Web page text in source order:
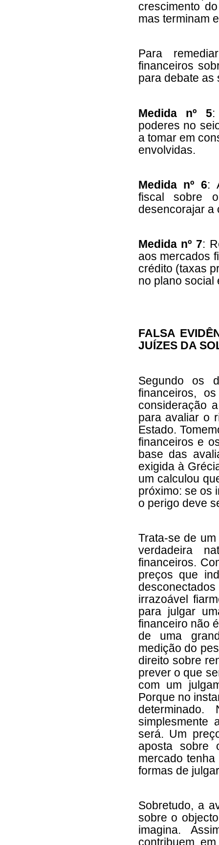
crescimento
mas terminam
Para
financeiros
para debate as
Medida nº 5:
poderes no
a tomar em
envolvidas.
Medida nº 6:
fiscal sobre
desencorajar a
Medida nº 7:
aos mercados
crédito (taxas
no plano social
FALSA
JUÍZES DA
Segundo os
financeiros,
consideração
para avaliar o
Estado.
financeiros e
base das
exigida à
um calculou
próximo: se os
o perigo deve
Trata-se de
verdadeira
financeiros.
preços que
irrazoável
para julgar
financeiro não
de uma
medição do
direito sobre
prever o que
com um
Porque no
simplesmente
será. Um
aposta sobre
mercado
formas de
Sobretudo, a
sobre o
imagina.
contribuem,